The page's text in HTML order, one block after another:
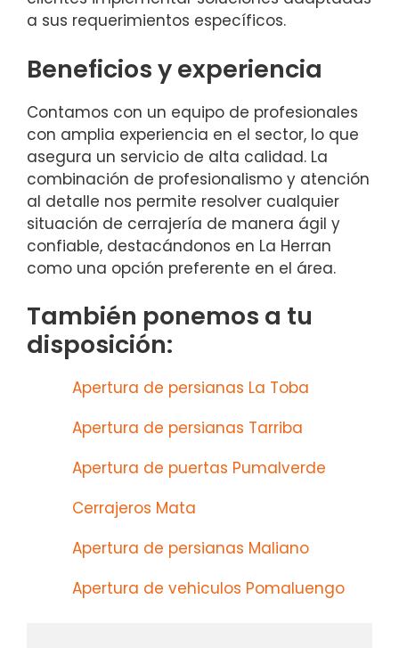
a sus requerimientos específicos.
Beneficios y experiencia
Contamos con un equipo de profesionales
con amplia experiencia en el sector, lo que
asegura un servicio de alta calidad. La
combinación de profesionalismo y atención
al detalle nos permite resolver cualquier
situación de cerrajería de manera ágil y
confiable, destacándonos en La Herran
como una opción preferente en el área.
También ponemos a tu
disposición:
Apertura de persianas La Toba
Apertura de persianas Tarriba
Apertura de puertas Pumalverde
Cerrajeros Mata
Apertura de persianas Maliano
Apertura de vehiculos Pomaluengo